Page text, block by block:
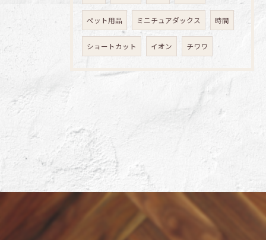
ペット用品 ミニチュアダックス 時間
ショートカット イオン チワワ